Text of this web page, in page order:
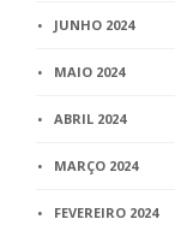
JUNHO 2024
MAIO 2024
ABRIL 2024
MARÇO 2024
FEVEREIRO 2024